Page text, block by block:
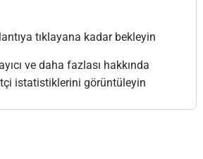
tıklayana kadar bekleyin
ve daha fazlası hakkında
istatistiklerini görüntüleyin